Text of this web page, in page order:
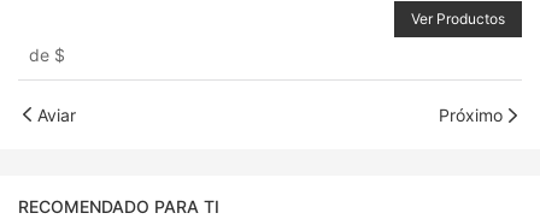
de $
Ver Productos
Aviar Próximo
RECOMENDADO PARA TI